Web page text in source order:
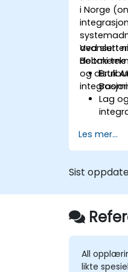
i Norge
avansert
Boomi
og
Ved
deltakerne
Bruk
Lag
Les mer...
Sist
All
likte